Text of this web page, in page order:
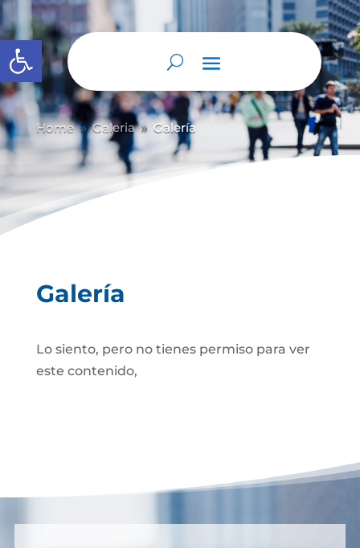
Abrir barra de herramientas
Home 9 Galeria 9 Galería
Galería
Lo siento, pero no tienes permiso para ver
este contenido,